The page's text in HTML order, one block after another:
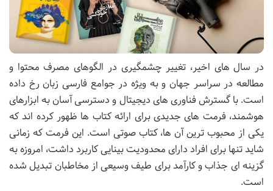
در سال های اخیر، تغییر چشمگیری در الگوهای مصرف محتوا و
مطالعه در سراسر جهان و به ویژه در جوامع فارسی زبان رخ داده
است. با گسترش فناوری های دیجیتال و دسترسی آسان به ابزارهای
هوشمند، فرمت های جدیدی برای ارائه کتاب ها ظهور کرده اند که
یکی از محبوب ترین آن ها، کتاب صوتی است. این فرمت که زمانی
شاید تنها برای افراد دارای محدودیت بینایی کاربرد داشت، امروزه به
گزینه ای جذاب و کارآمد برای طیف وسیعی از مخاطبان تبدیل شده
است.